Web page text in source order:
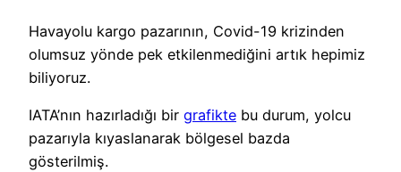
Havayolu kargo pazarının, Covid-19 krizinden
olumsuz yönde pek etkilenmediğini artık hepimiz
biliyoruz.
IATA’nın hazırladığı bir grafikte bu durum, yolcu
pazarıyla kıyaslanarak bölgesel bazda
gösterilmiş.